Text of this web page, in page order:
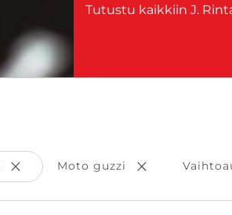
Tutustu kaikkiin J.
Poista valinta
Moto guzzi Poista valinta